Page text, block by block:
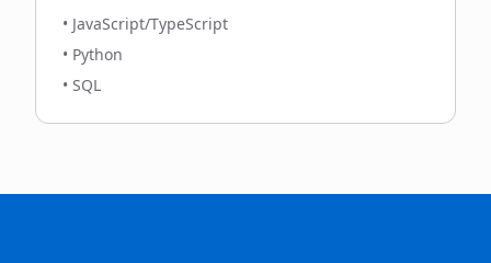
• JavaScript/TypeScript
• Python
• SQL